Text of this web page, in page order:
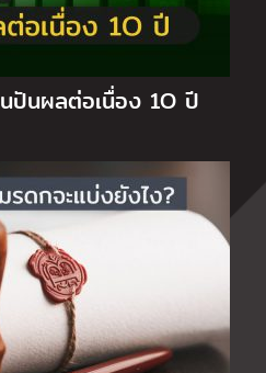
ปันผลต่อเนื่อง 1O ปี